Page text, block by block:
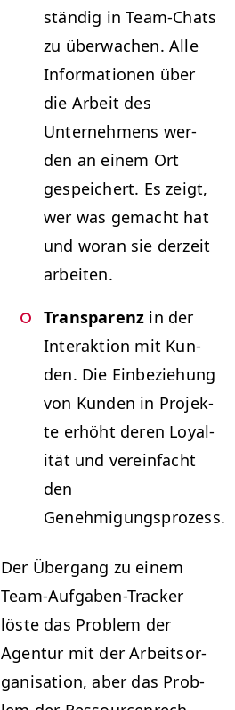
ständig in Team-Chats
zu überwachen. Alle
Infor­ma­tio­nen über
die Arbeit des
Unternehmens wer­
den an einem Ort
gespe­ichert. Es zeigt,
wer was gemacht hat
und woran sie derzeit
arbeiten.
Trans­parenz in der
Inter­ak­tion mit Kun­
den. Die Ein­beziehung
von Kun­den in Pro­jek­
te erhöht deren Loy­al­
ität und vere­in­facht
den
Genehmigungsprozess.
Der Über­gang zu einem
Team-Auf­gaben-Track­er
löste das Prob­lem der
Agen­tur mit der Arbeit­sor­
gan­i­sa­tion, aber das Prob­